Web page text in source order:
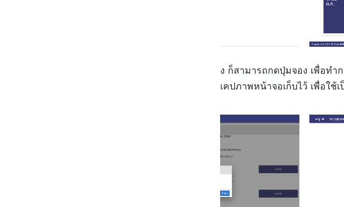
เมื่อกดค้นหาวันที่จนเจอวันที่มีคิวว่าง ก็สามารถกดปุ่มจอง เพื่อทำ
เข้ารับบริการมาให้ อย่าลืมจด หรือแคปภาพหน้าจอเก็บไว้ เพื่อใ